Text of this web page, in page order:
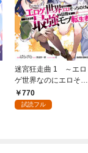
迷宮狂走曲 1 ～エロ
ゲ世界なのにエロそっ
ちのけでひたすら最強
を目指すモブ転生者～
770
試読フル